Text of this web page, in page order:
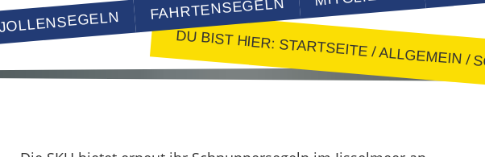
JOLLENSEGELN FAHRTENSEGELN
DU BIST HIER: STARTSEITE/ALLGEMEIN/